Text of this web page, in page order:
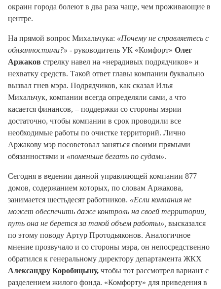
окраин города болеют в два раза чаще, чем проживающие в
центре.
На прямой вопрос Михальчука: «Почему не справляетесь с
обязанностями?» - руководитель УК «Комфорт» Олег
Аржаков стрелку навел на «нерадивых подрядчиков» и
нехватку средств. Такой ответ главы компании буквально
вызвал гнев мэра. Подрядчиков, как сказал Илья
Михальчук, компании всегда определяли сами, а что
касается финансов, – поддержки со стороны мэрии
достаточно, чтобы компании в срок проводили все
необходимые работы по очистке территорий. Лично
Аржакову мэр посоветовал заняться своими прямыми
обязанностями и «поменьше бегать по судам».
Сегодня в ведении данной управляющей компании 877
домов, содержанием которых, по словам Аржакова,
занимается шестьдесят работников. «Если компания не
может обеспечить даже контроль на своей территории,
путь она не берется за такой объем работы», высказался
по этому поводу Артур Протодьяконов. Аналогичное
мнение прозвучало и со стороны мэра, он непосредственно
обратился к генеральному директору департамента ЖКХ
Александру Коробицыну, чтобы тот рассмотрел вариант с
разделением жилого фонда. «Комфорту» для приведения в